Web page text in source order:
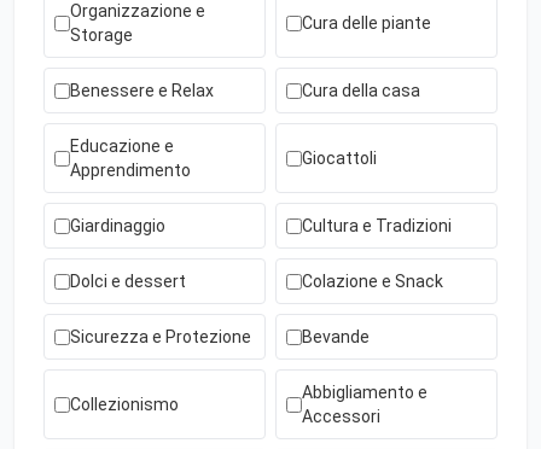
Organizzazione e
Storage
Cura delle piante
Benessere e Relax Cura della casa
Educazione e
Apprendimento
Giocattoli
Giardinaggio Cultura e Tradizioni
Dolci e dessert Colazione e Snack
Sicurezza e Protezione Bevande
Collezionismo
Abbigliamento e
Accessori